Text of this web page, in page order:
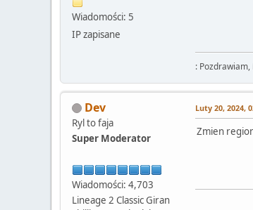
Wiadomości: 5
IP zapisane
:
Dev
Ryl to faja
Super Moderator
Wiadomości: 4,703
Lineage 2 Classic Giran
Luty 20, 2024,
Zmien